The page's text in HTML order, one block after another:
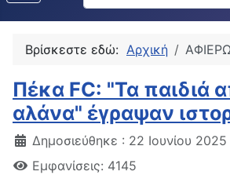
Type 2 or more
Βρίσκεστε εδώ: Αρχική
Πέκα FC: "Τα παιδιά
αλάνα" έγραψαν
Δημοσιεύθηκε : 22 Ιουνίου 2025
Εμφανίσεις: 4145